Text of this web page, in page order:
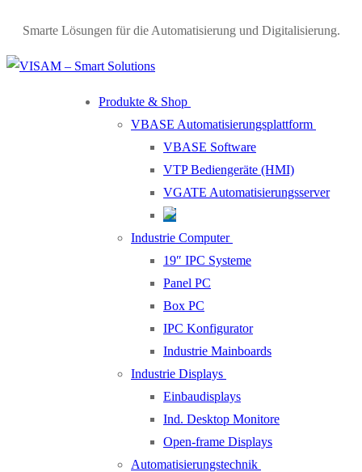
Smarte Lösungen für die Automatisierung und Digitalisierung.
Produkte & Shop
VBASE Automatisierungsplattform
VBASE Software
VTP Bediengeräte (HMI)
VGATE Automatisierungsserver
Industrie Computer
19″ IPC Systeme
Panel PC
Box PC
IPC Konfigurator
Industrie Mainboards
Industrie Displays
Einbaudisplays
Ind. Desktop Monitore
Open-frame Displays
Automatisierungstechnik